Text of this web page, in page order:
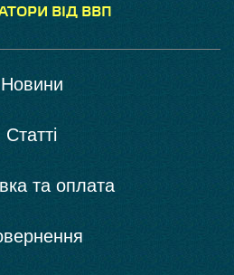
ВІД ВВП
Новини
Статті
та оплата